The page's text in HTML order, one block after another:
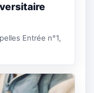
Entrée n°1,